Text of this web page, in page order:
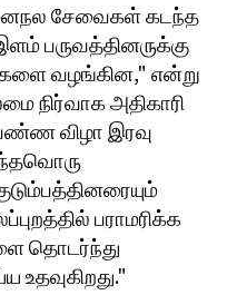
சேவைகள் கடந்த
பருவத்தினருக்கு
வழங்கின," என்று
நிர்வாக அதிகாரி
விழா இரவு
பராமரிக்க
தொடர்ந்து
உதவுகிறது."